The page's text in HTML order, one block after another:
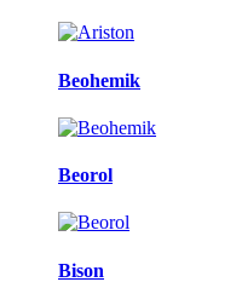
Beohemik
Beorol
Bison